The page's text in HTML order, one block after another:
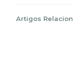
Artigos